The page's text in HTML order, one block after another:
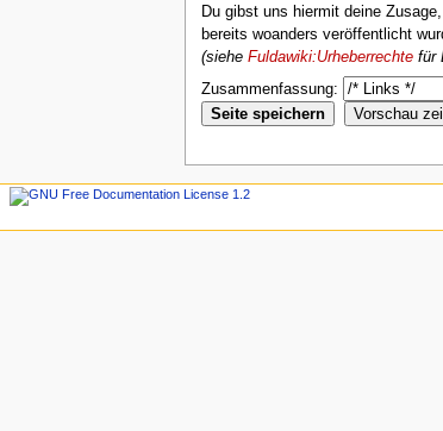
Du gibst uns hiermit deine
bereits woanders veröffentlicht
(siehe Fuldawiki:Urheberrechtefür
Zusammenfassung: